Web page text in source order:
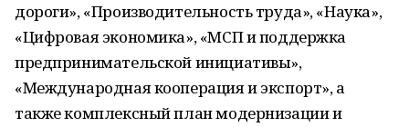
дороги», «Производительность труда», «Наука»,
«Цифровая экономика», «МСП и поддержка
предпринимательской инициативы»,
«Международная кооперация и экспорт», а
также комплексный план модернизации и